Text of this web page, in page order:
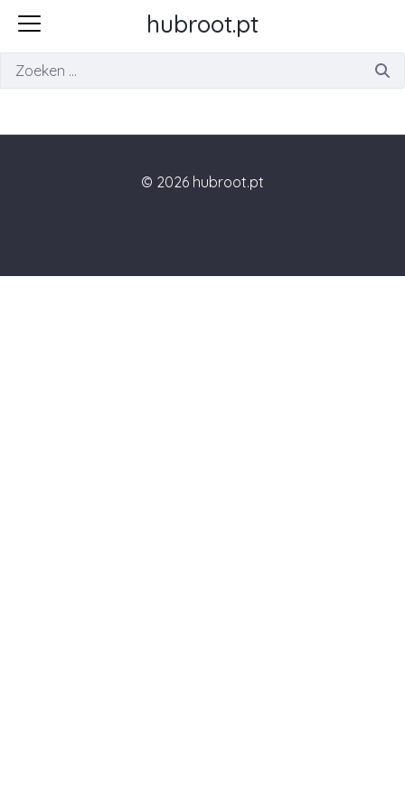
hubroot.pt
Zoeken
© 2026 hubroot.pt